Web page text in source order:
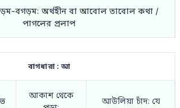
বগড়ম: অর্থহীন বা আবোল তাবোল কথা /
পাগলের প্রলাপ
বাগধারা : আ
আকাশ থেকে
আউলিয়া চাঁদ: যে